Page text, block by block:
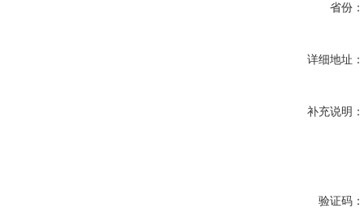
省份：
详细地址：
补充说明：
验证码：